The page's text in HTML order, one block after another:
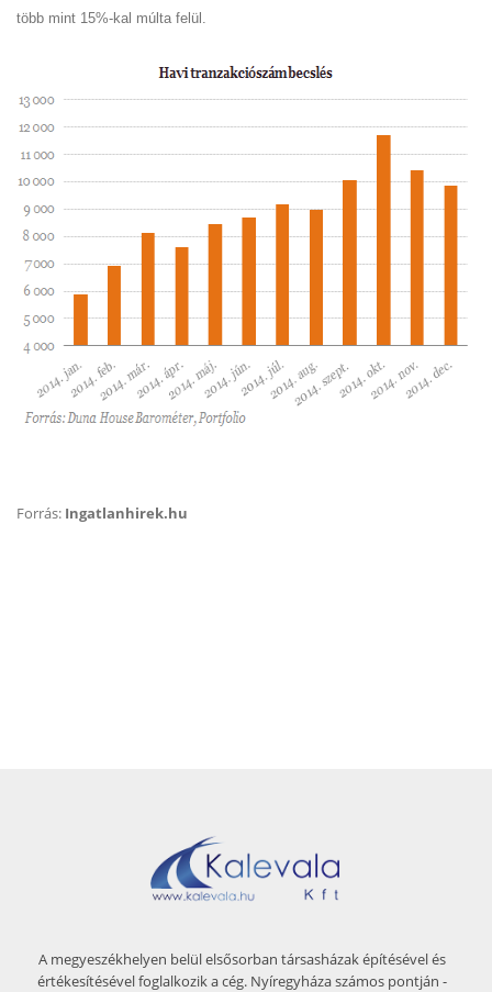
több mint 15%-kal múlta felül.
Forrás: Ingatlanhirek.hu
A megyeszékhelyen belül elsősorban társasházak építésével és
értékesítésével foglalkozik a cég. Nyíregyháza számos pontján -